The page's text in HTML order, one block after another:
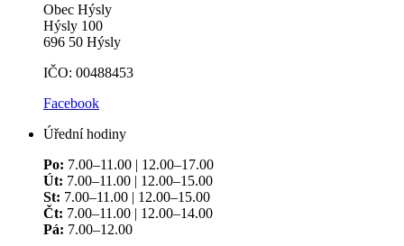
Obec Hýsly
Hýsly 100
696 50 Hýsly
IČO: 00488453
Facebook
Úřední hodiny
Po: 7.00–11.00 | 12.00–17.00
Út: 7.00–11.00 | 12.00–15.00
St: 7.00–11.00 | 12.00–15.00
Čt: 7.00–11.00 | 12.00–14.00
Pá: 7.00–12.00